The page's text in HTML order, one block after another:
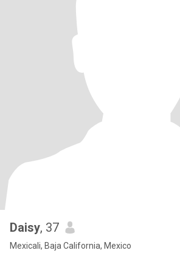
Daisy, 37
Mexicali, Baja California, Mexico